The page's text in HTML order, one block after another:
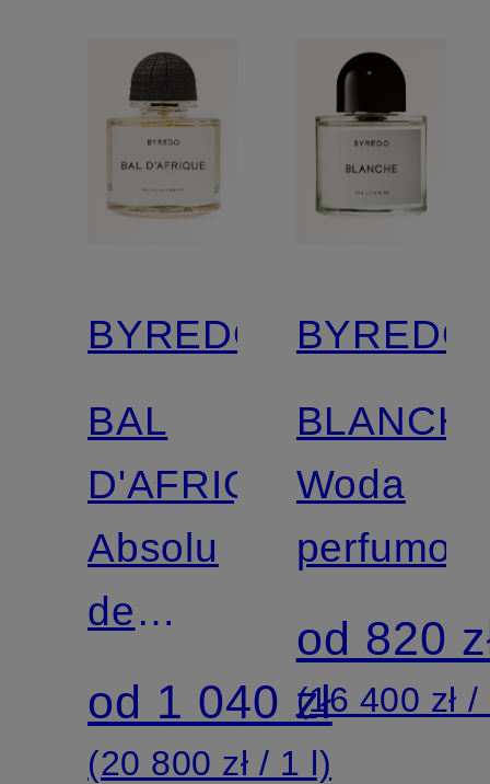
BYREDO
BAL
D'AFRIQUE
Absolu
de
Parfum
od 1 040 zł
(20 800 zł / 1 l)
BYREDO
Woda
od 820
(16 400 zł